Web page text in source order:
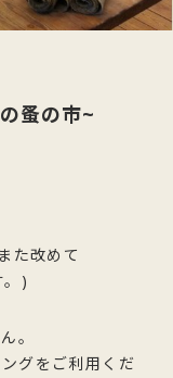
蚤の市~
た改めて
)
。
グをご利用くだ